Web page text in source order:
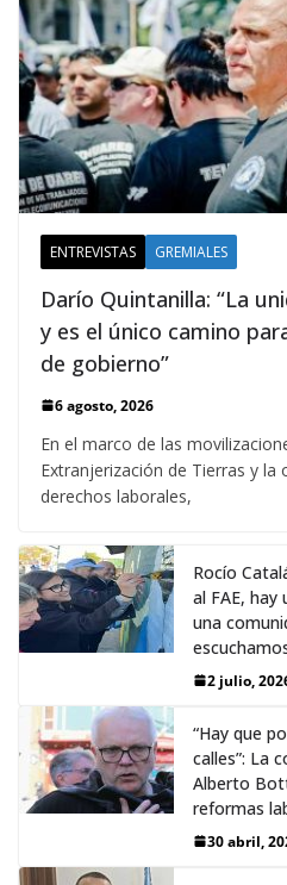
ENTREVISTAS GREMIALES
Darío Quintanilla: “La
y es el único camino
de gobierno”
6 agosto, 2026
En el marco de las
Extranjerización de Tierras y la
derechos laborales,
Rocío
al FAE, hay
una
2 julio,
“Hay que
calles”: La
Alberto
reformas
30 abril,